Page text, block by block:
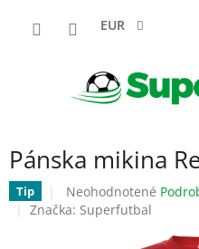
EUR
Pánska mikina
Tip
Priemerné
hodnotenie
Neohodnotené
Značka: Superfutbal